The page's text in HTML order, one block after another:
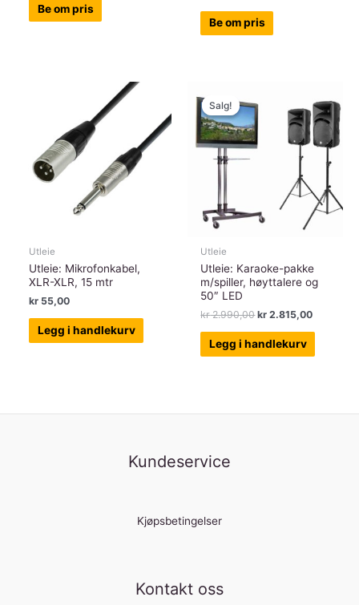
Be om pris
Be om pris
Utleie
Utleie: Mikrofonkabel,
XLR-XLR, 15 mtr
kr 55,00
Legg i handlekurv
Salg!
Salg!
Utleie
Utleie: Karaoke-pakke
m/spiller, høyttalere og
50″ LED
kr2.990,00Opprinnelig
var:
kr 2.990,00.
kr 2.815,00
kr
Legg i handlekurv
Kundeservice
Kjøpsbetingelser
Kontakt oss